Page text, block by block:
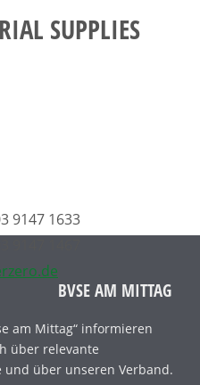
SUPPLIES
9147 1633
BVSE AM MITTAG
am Mittag“ informieren
über relevante
und über unseren Verband.